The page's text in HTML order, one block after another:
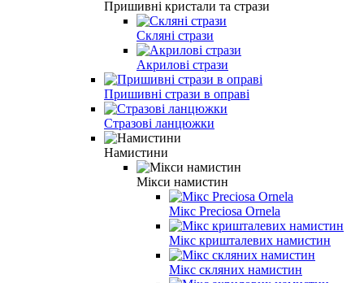
Пришивні кристали та стрази
Скляні стрази
Акрилові стрази
Пришивні стрази в оправі
Стразові ланцюжки
Намистини
Мікси намистин
Мікс Preciosa Ornela
Мікс кришталевих намистин
Мікс скляних намистин